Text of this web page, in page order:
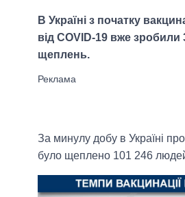
МЕРИ МІСТ
ВСІ ПЕРСОНИ
В Україні з початку
від COVID-19 вже зробили
щеплень.
За минулу добу в Україні
було щеплено 101 246